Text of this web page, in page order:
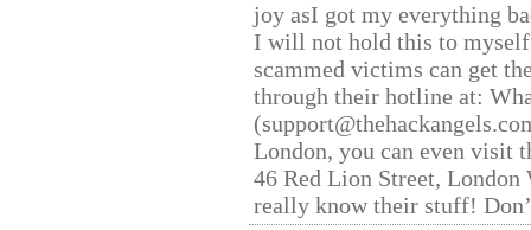
joy asI got my everything
I will not hold this to
scammed victims can get
through their hotline at:
London, you can even visit
46 Red Lion Street, London
really know their stuff!